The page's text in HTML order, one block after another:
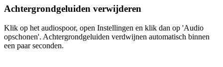
Achtergrondgeluiden verwijderen
Klik op het audiospoor, open Instellingen en klik dan op 'Audio
opschonen'. Achtergrondgeluiden verdwijnen automatisch binnen
een paar seconden.